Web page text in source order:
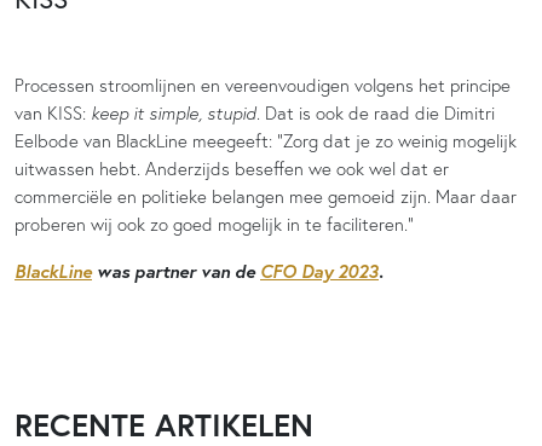
Processen stroomlijnen en vereenvoudigen volgens het principe
van KISS: keep it simple, stupid . Dat is ook de raad die Dimitri
Eelbode van BlackLine meegeeft: “Zorg dat je zo weinig mogelijk
uitwassen hebt. Anderzijds beseffen we ook wel dat er
commerciële en politieke belangen mee gemoeid zijn. Maar daar
proberen wij ook zo goed mogelijk in te faciliteren.”
BlackLinewas partner van de CFO Day 2023.
RECENTE ARTIKELEN